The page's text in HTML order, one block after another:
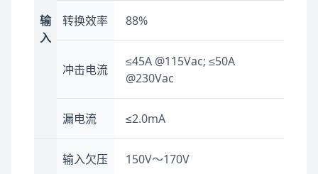
输
入
转换效率 88%
冲击电流
≤45A @115Vac; ≤50A
@230Vac
漏电流 ≤2.0mA
输入欠压 150V～170V